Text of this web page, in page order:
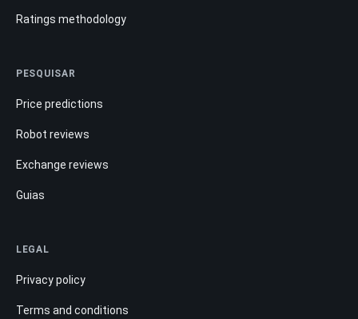
Ratings methodology
PESQUISAR
Price predictions
Robot reviews
Exchange reviews
Guias
LEGAL
Privacy policy
Terms and conditions